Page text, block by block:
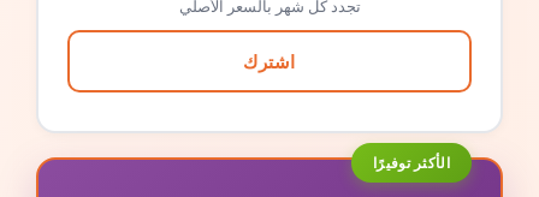
تجدد كل شهر بالسعر الأصلي
اشترك
الأكثر توفيرًا